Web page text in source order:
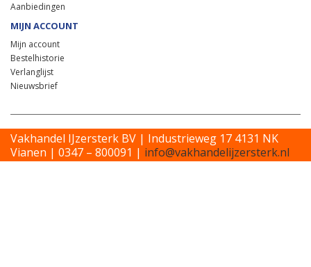
Aanbiedingen
MIJN ACCOUNT
Mijn account
Bestelhistorie
Verlanglijst
Nieuwsbrief
Vakhandel IJzersterk BV | Industrieweg 17 4131 NK
Vianen | 0347 – 800091 | info@vakhandelijzersterk.nl